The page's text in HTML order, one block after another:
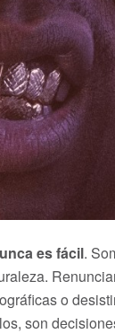
es fácil.
o
son